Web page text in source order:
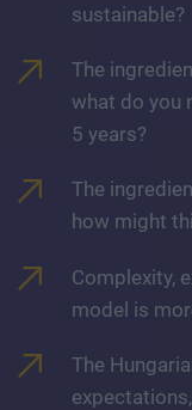
sustainable?
The
what do you
5 years?
The
how might
Complexity,
model is
The